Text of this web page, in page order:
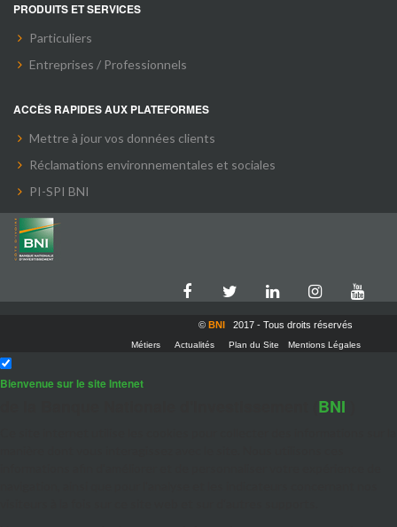
PRODUITS ET SERVICES
Particuliers
Entreprises / Professionnels
ACCÈS RAPIDES AUX PLATEFORMES
Mettre à jour vos données clients
Réclamations environnementales et sociales
PI-SPI BNI
© BNI 2017 - Tous droits réservés
Métiers Actualités Plan du Site Mentions Légales
Bienvenue sur le site Intenet
BNI